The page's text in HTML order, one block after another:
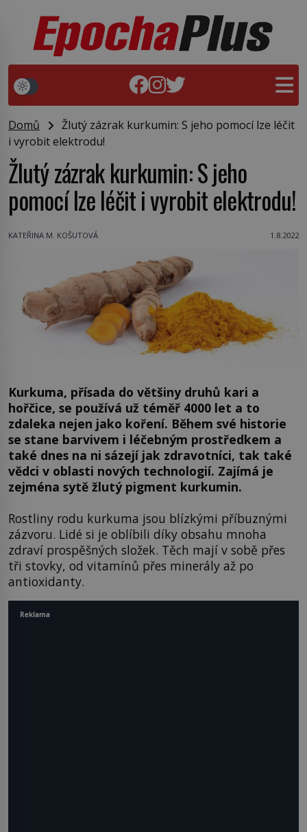
Domů
Žlutý zázrak kurkumin: S jeho pomocí lze léčit
i vyrobit elektrodu!
Žlutý zázrak kurkumin: S jeho
pomocí lze léčit i vyrobit elektrodu!
KATEŘINA M. KOŠUTOVÁ 1.8.2022
Kurkuma, přísada do většiny druhů kari a
hořčice, se používá už téměř 4000 let a to
zdaleka nejen jako koření. Během své historie
se stane barvivem i léčebným prostředkem a
také dnes na ni sázejí jak zdravotníci, tak také
vědci v oblasti nových technologií. Zajímá je
zejména sytě žlutý pigment kurkumin.
Rostliny rodu kurkuma jsou blízkými příbuznými
zázvoru. Lidé si je oblíbili díky obsahu mnoha
zdraví prospěšných složek. Těch mají v sobě přes
tři stovky, od vitamínů přes minerály až po
antioxidanty.
Reklama